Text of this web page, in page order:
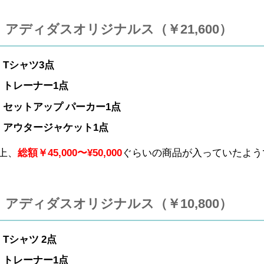
アディダスオリジナルス（￥21,600）
Tシャツ3点
トレーナー1点
セットアップ パーカー1点
アウタージャケット1点
、総額￥45,000〜¥50,000 ぐらいの商品が入っていたよ
アディダスオリジナルス（￥10,800）
Tシャツ 2点
トレーナー1点